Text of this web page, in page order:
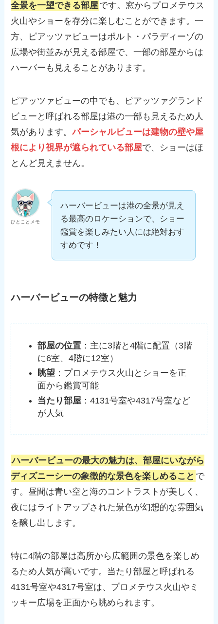
全景を一望できる部屋です。窓からプロメテウス
火山やショーを存分に楽しむことができます。一
方、ピアッツァビューはポルト・パラディーゾの
広場や街並みが見える部屋で、一部の部屋からは
ハーバーも見えることがあります。
ピアッツァビューの中でも、ピアッツァグランド
ビューと呼ばれる部屋は港の一部も見えるため人
気があります。パーシャルビューは建物の壁や屋
根により視界が遮られている部屋で、ショーはほ
とんど見えません。
ひとことメモ
ハーバービューは港の全景が見え
る最高のロケーションで、ショー
鑑賞を楽しみたい人には絶対おす
すめです！
ハーバービューの特徴と魅力
部屋の位置 ：主に3階と4階に配置（3階
に6室、4階に12室）
眺望 ：プロメテウス火山とショーを正
面から鑑賞可能
当たり部屋 ：4131号室や4317号室など
が人気
ハーバービューの最大の魅力は、部屋にいながら
ディズニーシーの象徴的な景色を楽しめること で
す。昼間は青い空と海のコントラストが美しく、
夜にはライトアップされた景色が幻想的な雰囲気
を醸し出します。
特に4階の部屋は高所から広範囲の景色を楽しめ
るため人気が高いです。当たり部屋と呼ばれる
4131号室や4317号室は、プロメテウス火山やミ
ッキー広場を正面から眺められます。